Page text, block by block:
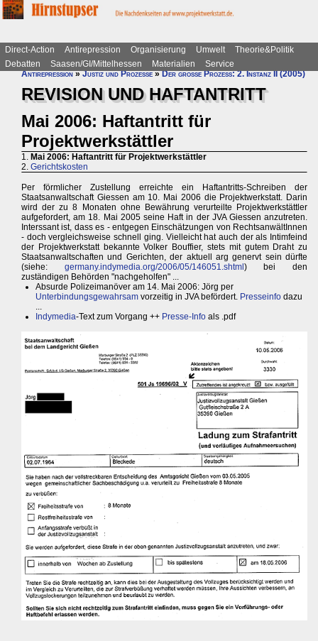
Direct-Action Antirepression Organisierung Umwelt
Theorie&Politik
Debatten
Saasen/GI/Mittelhessen Materialien
Service
Antirepression»Justiz und Prozesse»Der große Prozess: 2. Instanz II (2005)
REVISION UND HAFTANTRITT
Mai 2006: Haftantritt für
Projektwerkstättler
1. Mai 2006: Haftantritt für Projektwerkstättler
2. Gerichtskosten
Per förmlicher Zustellung erreichte ein Haftantritts-Schreiben der
Staatsanwaltschaft Giessen am 10. Mai 2006 die Projektwerkstatt. Darin
wird der zu 8 Monaten ohne Bewährung verurteilte Projektwerkstättler
aufgefordert, am 18. Mai 2005 seine Haft in der JVA Giessen anzutreten.
Interssant ist, dass es - entgegen Einschätzungen von RechtsanwältInnen
- doch vergleichsweise schnell ging. Vielleicht hat auch der als Intimfeind
der Projektwerkstatt bekannte Volker Bouffier, stets mit gutem Draht zu
Staatsanwaltschaften und Gerichten, der aktuell arg genervt sein dürfte
(siehe: germany.indymedia.org/2006/05/146051.shtml ) bei den
zuständigen Behörden "nachgeholfen" ...
Absurde Polizeimanöver am 14. Mai 2006: Jörg per
Unterbindungsgewahrsam vorzeitig in JVA befördert. Presseinfo dazu
...
Indymedia-Text zum Vorgang ++ Presse-Info als .pdf